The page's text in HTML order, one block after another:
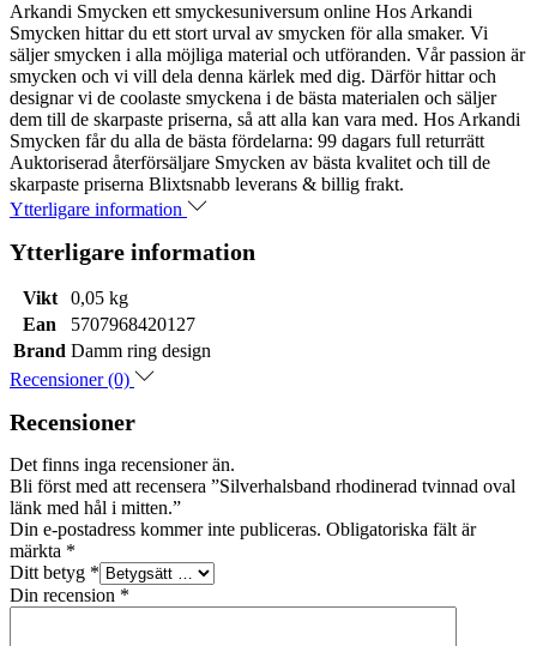
Arkandi Smycken ett smyckesuniversum online Hos Arkandi
Smycken hittar du ett stort urval av smycken för alla smaker. Vi
säljer smycken i alla möjliga material och utföranden. Vår passion är
smycken och vi vill dela denna kärlek med dig. Därför hittar och
designar vi de coolaste smyckena i de bästa materialen och säljer
dem till de skarpaste priserna, så att alla kan vara med. Hos Arkandi
Smycken får du alla de bästa fördelarna: 99 dagars full returrätt
Auktoriserad återförsäljare Smycken av bästa kvalitet och till de
skarpaste priserna Blixtsnabb leverans & billig frakt.
Ytterligare information
Ytterligare information
Vikt
0,05 kg
Ean
5707968420127
Brand Damm ring design
Recensioner (0)
Recensioner
Det finns inga recensioner än.
Bli först med att recensera ”Silverhalsband rhodinerad tvinnad oval
länk med hål i mitten.”
Din e-postadress kommer inte publiceras. Obligatoriska fält är
märkta *
Ditt betyg *
Din recension *